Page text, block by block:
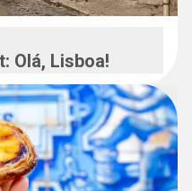
Olá, Lisboa!